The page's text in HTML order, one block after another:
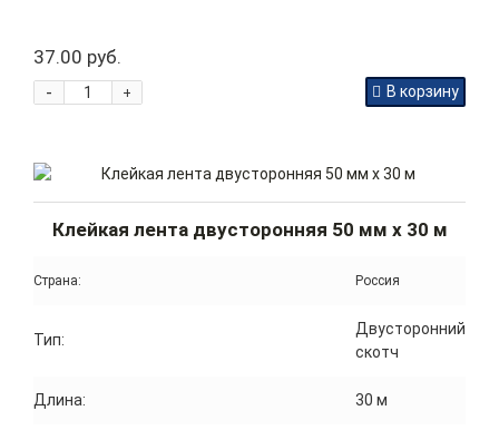
37.00 руб.
+
- В корзину
Клейкая лента двусторонняя 50 мм x 30 м
Страна: Россия
Тип:
Двусторонний
скотч
Длина: 30 м